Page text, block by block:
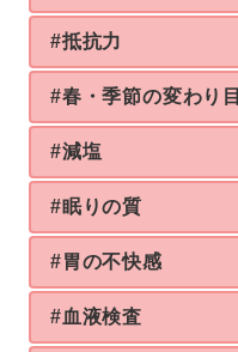
#抵抗力
#春・季節の変わり目
#減塩
#眠りの質
#胃の不快感
#血液検査